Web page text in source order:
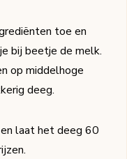
toe en
bij beetje de melk.
op middelhoge
deeg.
laat het deeg 60